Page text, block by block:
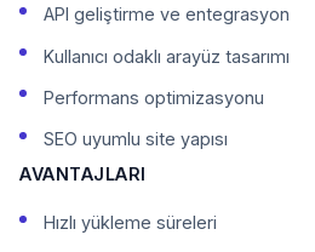
API geliştirme ve entegrasyon
Kullanıcı odaklı arayüz tasarımı
Performans optimizasyonu
SEO uyumlu site yapısı
AVANTAJLARI
Hızlı yükleme süreleri